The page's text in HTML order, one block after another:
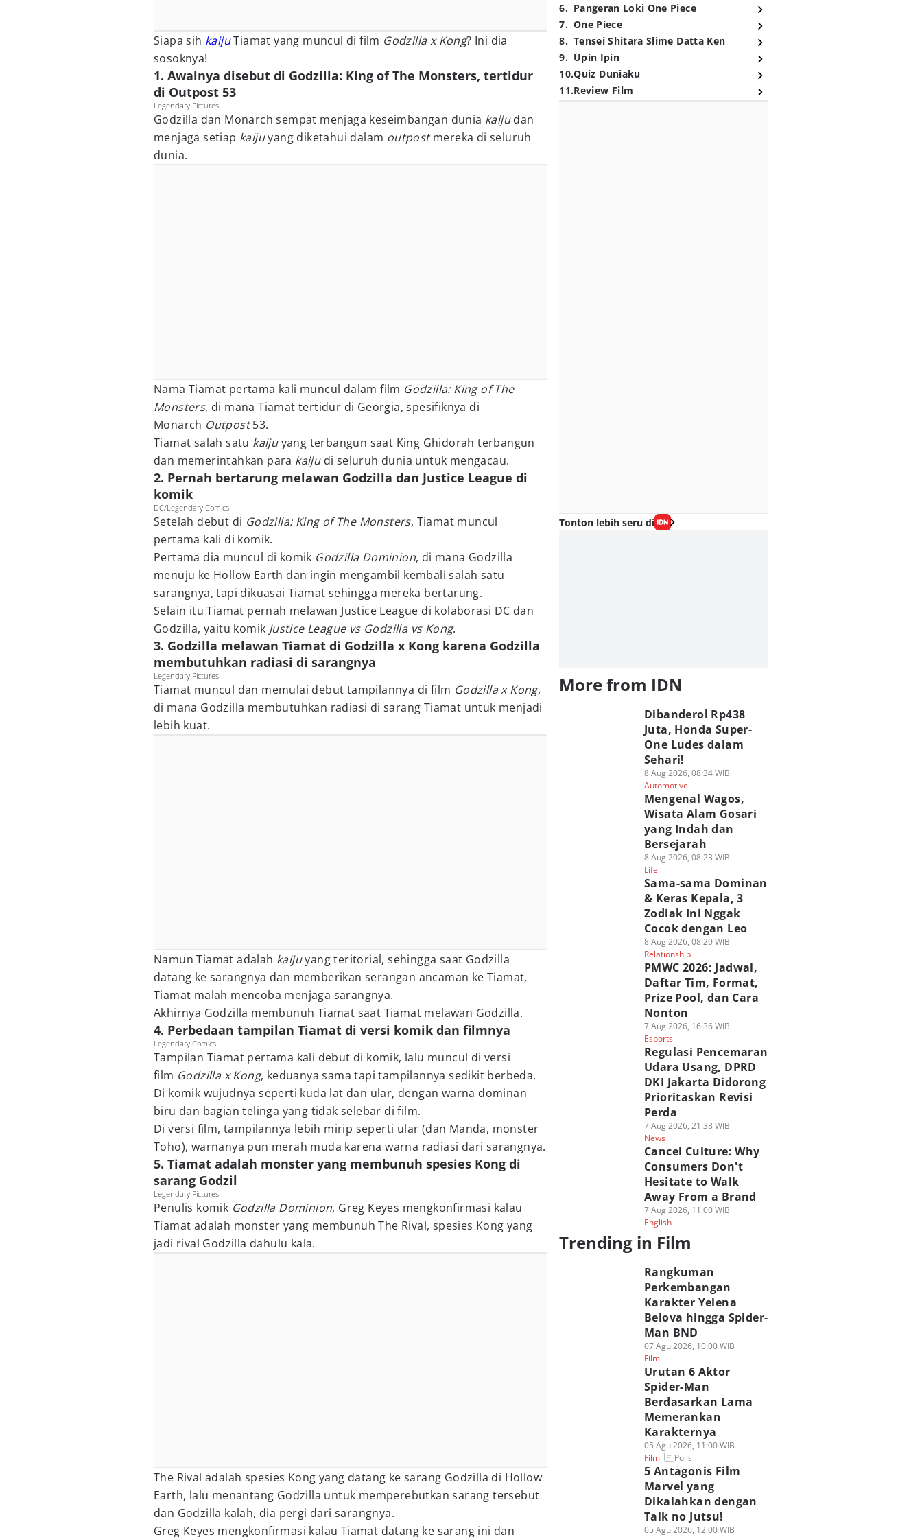
Siapa sih kaiju Tiamat yang muncul di film Godzilla x Kong? Ini dia
sosoknya!
1. Awalnya disebut di Godzilla: King of The Monsters, tertidur
di Outpost 53
Legendary Pictures
Godzilla dan Monarch sempat menjaga keseimbangan dunia kaijudan
menjaga setiap kaijuyang diketahui dalam outpostmereka di seluruh
dunia.
Nama Tiamat pertama kali muncul dalam film Godzilla: King of The
Monsters, di mana Tiamat tertidur di Georgia, spesifiknya di
Monarch Outpost53.
Tiamat salah satu kaijuyang terbangun saat King Ghidorah terbangun
dan memerintahkan para kaiju di seluruh dunia untuk mengacau.
2. Pernah bertarung melawan Godzilla dan Justice League di
komik
DC/Legendary Comics
Setelah debut di Godzilla: King of The Monsters, Tiamat muncul
pertama kali di komik.
Pertama dia muncul di komik Godzilla Dominion, di mana Godzilla
menuju ke Hollow Earth dan ingin mengambil kembali salah satu
sarangnya, tapi dikuasai Tiamat sehingga mereka bertarung.
Selain itu Tiamat pernah melawan Justice League di kolaborasi DC dan
Godzilla, yaitu komik Justice League vs Godzilla vs Kong.
3. Godzilla melawan Tiamat di Godzilla x Kong karena Godzilla
membutuhkan radiasi di sarangnya
Legendary Pictures
Tiamat muncul dan memulai debut tampilannya di film Godzilla x Kong,
di mana Godzilla membutuhkan radiasi di sarang Tiamat untuk menjadi
lebih kuat.
Namun Tiamat adalah kaijuyang teritorial, sehingga saat Godzilla
datang ke sarangnya dan memberikan serangan ancaman ke Tiamat,
Tiamat malah mencoba menjaga sarangnya.
Akhirnya Godzilla membunuh Tiamat saat Tiamat melawan Godzilla.
4. Perbedaan tampilan Tiamat di versi komik dan filmnya
Legendary Comics
Tampilan Tiamat pertama kali debut di komik, lalu muncul di versi
film Godzilla x Kong, keduanya sama tapi tampilannya sedikit berbeda.
Di komik wujudnya seperti kuda lat dan ular, dengan warna dominan
biru dan bagian telinga yang tidak selebar di film.
Di versi film, tampilannya lebih mirip seperti ular (dan Manda, monster
Toho), warnanya pun merah muda karena warna radiasi dari sarangnya.
5. Tiamat adalah monster yang membunuh spesies Kong di
sarang Godzil
Legendary Pictures
Penulis komik Godzilla Dominion, Greg Keyes mengkonfirmasi kalau
Tiamat adalah monster yang membunuh The Rival, spesies Kong yang
jadi rival Godzilla dahulu kala.
The Rival adalah spesies Kong yang datang ke sarang Godzilla di Hollow
Earth, lalu menantang Godzilla untuk memperebutkan sarang tersebut
dan Godzilla kalah, dia pergi dari sarangnya.
Greg Keyes mengkonfirmasi kalau Tiamat datang ke sarang ini dan
6. Pangeran Loki One Piece
7. One Piece
8. Tensei Shitara Slime Datta Ken
9. Upin Ipin
10.Quiz Duniaku
11.Review Film
Tonton lebih seru di
More from IDN
Dibanderol Rp438
Juta, Honda Super-
One Ludes dalam
Sehari!
8 Aug 2026, 08:34 WIB
Automotive
Mengenal Wagos,
Wisata Alam Gosari
yang Indah dan
Bersejarah
8 Aug 2026, 08:23 WIB
Life
Sama-sama Dominan
& Keras Kepala, 3
Zodiak Ini Nggak
Cocok dengan Leo
8 Aug 2026, 08:20 WIB
Relationship
PMWC 2026: Jadwal,
Daftar Tim, Format,
Prize Pool, dan Cara
Nonton
7 Aug 2026, 16:36 WIB
Esports
Regulasi Pencemaran
Udara Usang, DPRD
DKI Jakarta Didorong
Prioritaskan Revisi
Perda
7 Aug 2026, 21:38 WIB
News
Cancel Culture: Why
Consumers Don't
Hesitate to Walk
Away From a Brand
7 Aug 2026, 11:00 WIB
English
Trending in Film
Rangkuman
Perkembangan
Karakter Yelena
Belova hingga Spider-
Man BND
07 Agu 2026, 10:00 WIB
Film
Urutan 6 Aktor
Spider-Man
Berdasarkan Lama
Memerankan
Karakternya
05 Agu 2026, 11:00 WIB
Film
Polls
5 Antagonis Film
Marvel yang
Dikalahkan dengan
Talk no Jutsu!
05 Agu 2026, 12:00 WIB